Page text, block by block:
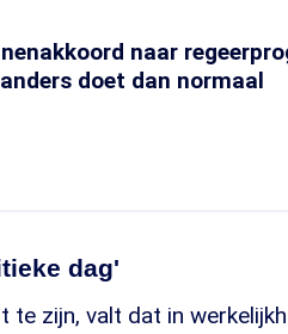
naar
doet dan normaal
dag'
zijn, valt dat in